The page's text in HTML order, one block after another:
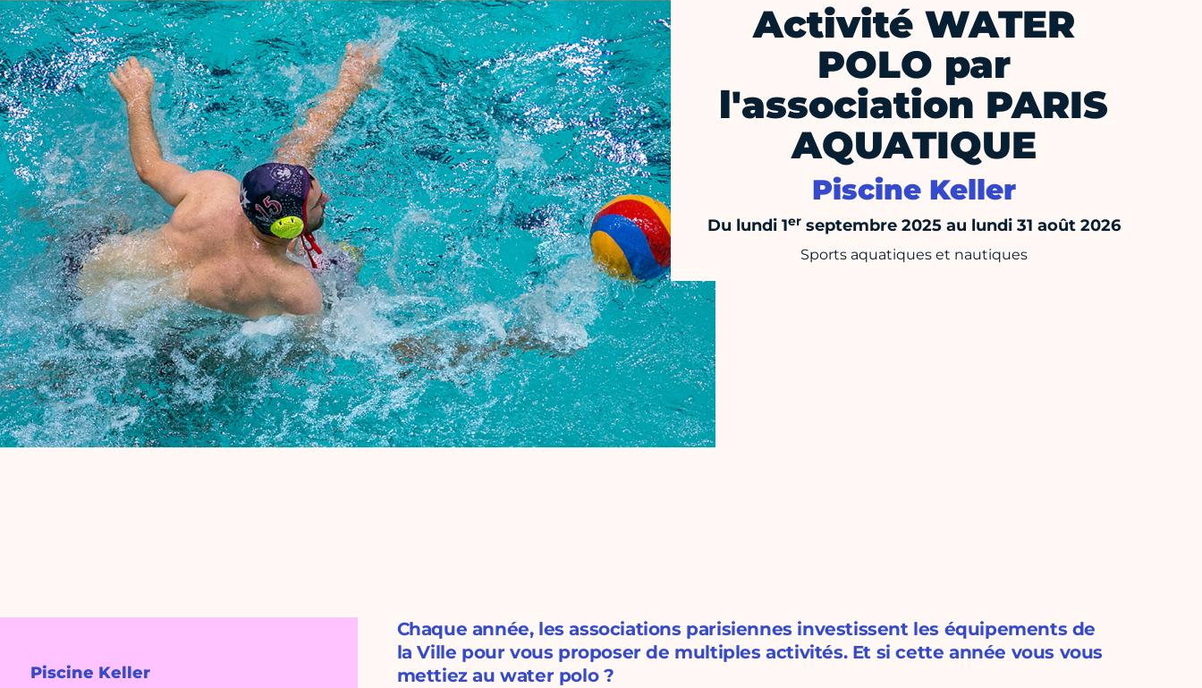
Activité WATER
POLO par
l'association PARIS
AQUATIQUE
Piscine Keller
Du lundi 1erseptembre 2025 au lundi 31 août 2026
Sports aquatiques et nautiques
Piscine Keller
Chaque année, les associations parisiennes investissent les équipements de
la Ville pour vous proposer de multiples activités. Et si cette année vous vous
mettiez au water polo ?